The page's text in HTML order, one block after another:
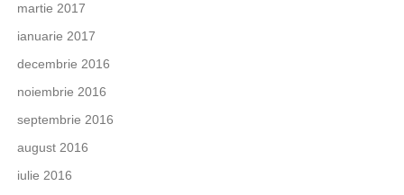
martie 2017
ianuarie 2017
decembrie 2016
noiembrie 2016
septembrie 2016
august 2016
iulie 2016